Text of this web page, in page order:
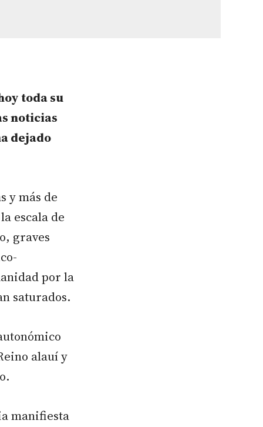
toda su
noticias
dejado
y más de
escala de
graves
por la
saturados.
alauí y
manifiesta